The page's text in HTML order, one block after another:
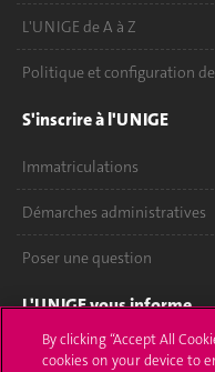
L'UNIGE de A à Z
Politique et configuration
S'inscrire à l'UNIGE
Immatriculations
Démarches administratives
Poser une question
L'UNIGE vous informe
UNIGE Mobile
By clicking “Accept All
cookies on your device to